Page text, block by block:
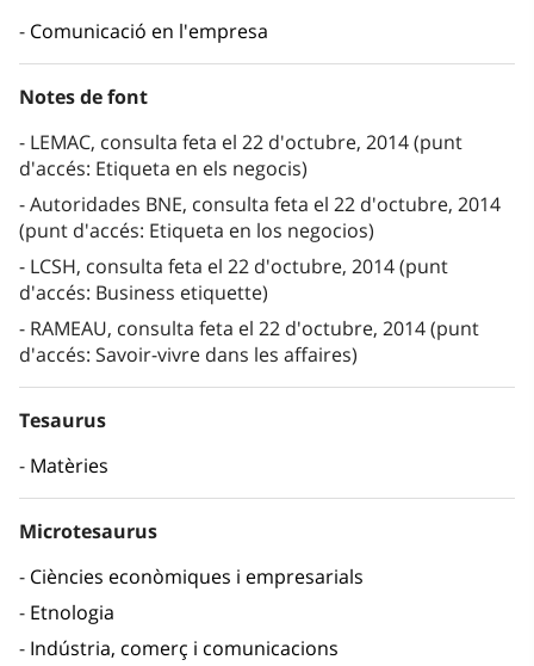
Comunicació en l'empresa
Notes de font
LEMAC, consulta feta el 22 d'octubre, 2014 (punt
d'accés: Etiqueta en els negocis)
Autoridades BNE, consulta feta el 22 d'octubre, 2014
(punt d'accés: Etiqueta en los negocios)
LCSH, consulta feta el 22 d'octubre, 2014 (punt
d'accés: Business etiquette)
RAMEAU, consulta feta el 22 d'octubre, 2014 (punt
d'accés: Savoir-vivre dans les affaires)
Tesaurus
Matèries
Microtesaurus
Ciències econòmiques i empresarials
Etnologia
Indústria, comerç i comunicacions